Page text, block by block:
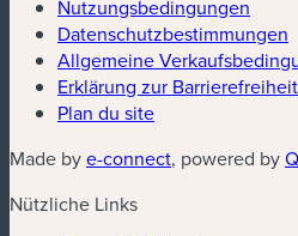
Nutzungsbedingungen
Datenschutzbestimmungen
Allgemeine
Erklärung zur Barrierefreiheit
Plan du site
Made bye-connect(neues Fenster)
, powered by
Nützliche Links